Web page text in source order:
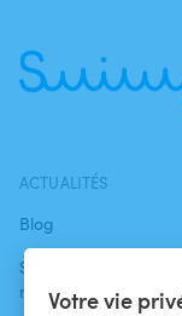
Votre vie
ACTUALITÉS
Blog
Swimmy dans les
médias